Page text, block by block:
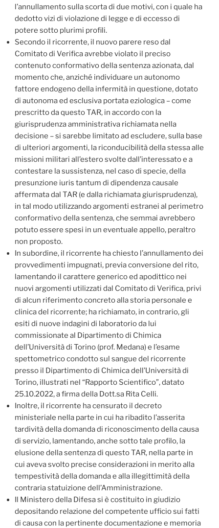
l’annullamento sulla scorta di due motivi, con i quale ha
dedotto vizi di violazione di legge e di eccesso di
potere sotto plurimi profili.
Secondo il ricorrente, il nuovo parere reso dal
Comitato di Verifica avrebbe violato il preciso
contenuto conformativo della sentenza azionata, dal
momento che, anziché individuare un autonomo
fattore endogeno della infermità in questione, dotato
di autonoma ed esclusiva portata eziologica – come
prescritto da questo TAR, in accordo con la
giurisprudenza amministrativa richiamata nella
decisione – si sarebbe limitato ad escludere, sulla base
di ulteriori argomenti, la riconducibilità della stessa alle
missioni militari all’estero svolte dall’interessato e a
contestare la sussistenza, nel caso di specie, della
presunzione iuris tantum di dipendenza causale
affermata dal TAR (e dalla richiamata giurisprudenza),
in tal modo utilizzando argomenti estranei al perimetro
conformativo della sentenza, che semmai avrebbero
potuto essere spesi in un eventuale appello, peraltro
non proposto.
In subordine, il ricorrente ha chiesto l’annullamento dei
provvedimenti impugnati, previa conversione del rito,
lamentando il carattere generico ed apodittico nei
nuovi argomenti utilizzati dal Comitato di Verifica, privi
di alcun riferimento concreto alla storia personale e
clinica del ricorrente; ha richiamato, in contrario, gli
esiti di nuove indagini di laboratorio da lui
commissionate al Dipartimento di Chimica
dell’Università di Torino (prof. Medana) e l’esame
spettometrico condotto sul sangue del ricorrente
presso il Dipartimento di Chimica dell’Università di
Torino, illustrati nel “Rapporto Scientifico”, datato
25.10.2022, a firma della Dott.sa Rita Celli.
Inoltre, il ricorrente ha censurato il decreto
ministeriale nella parte in cui ha ribadito l’asserita
tardività della domanda di riconoscimento della causa
di servizio, lamentando, anche sotto tale profilo, la
elusione della sentenza di questo TAR, nella parte in
cui aveva svolto precise considerazioni in merito alla
tempestività della domanda e alla illegittimità della
contraria statuizione dell’Amministrazione.
Il Ministero della Difesa si è costituito in giudizio
depositando relazione del competente ufficio sui fatti
di causa con la pertinente documentazione e memoria